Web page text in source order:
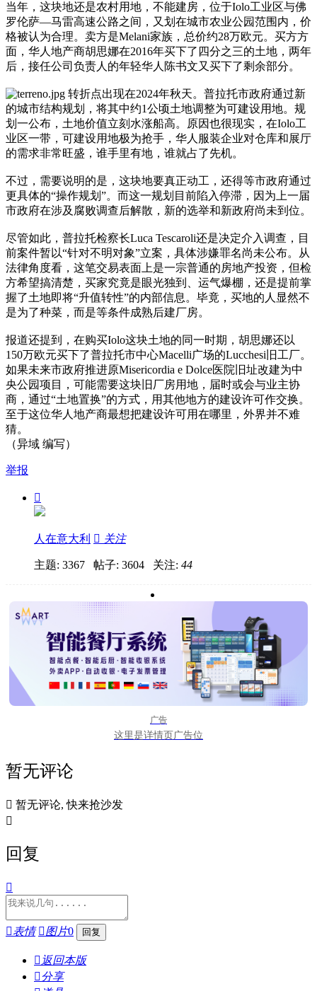
当年，这块地还是农村用地，不能建房，位于Iolo工业区与佛
罗伦萨—马雷高速公路之间，又划在城市农业公园范围内，价
格被认为合理。卖方是Melani家族，总价约28万欧元。买方方
面，华人地产商胡思娜在2016年买下了四分之三的土地，两年
后，接任公司负责人的年轻华人陈书文又买下了剩余部分。
转折点出现在2024年秋天。普拉托市政府通过新
的城市结构规划，将其中约1公顷土地调整为可建设用地。规
划一公布，土地价值立刻水涨船高。原因也很现实，在Iolo工
业区一带，可建设用地极为抢手，华人服装企业对仓库和展厅
的需求非常旺盛，谁手里有地，谁就占了先机。
不过，需要说明的是，这块地要真正动工，还得等市政府通过
更具体的“操作规划”。而这一规划目前陷入停滞，因为上一届
市政府在涉及腐败调查后解散，新的选举和新政府尚未到位。
尽管如此，普拉托检察长Luca Tescaroli还是决定介入调查，目
前案件暂以“针对不明对象”立案，具体涉嫌罪名尚未公布。从
法律角度看，这笔交易表面上是一宗普通的房地产投资，但检
方希望搞清楚，买家究竟是眼光独到、运气爆棚，还是提前掌
握了土地即将“升值转性”的内部信息。毕竟，买地的人显然不
是为了种菜，而是等条件成熟后建厂房。
报道还提到，在购买Iolo这块土地的同一时期，胡思娜还以
150万欧元买下了普拉托市中心Macelli广场的Lucchesi旧工厂。
如果未来市政府推进原Misericordia e Dolce医院旧址改建为中
央公园项目，可能需要这块旧厂房用地，届时或会与业主协
商，通过“土地置换”的方式，用其他地方的建设许可作交换。
至于这位华人地产商最想把建设许可用在哪里，外界并不难
猜。
（异域 编写）
举报

人在意大利  关注
主题: 3367 帖子: 3604 关注: 44
广告
这里是详情页广告位
暂无评论
 暂无评论, 快来抢沙发

回复

表情 图片0
 返回本版
分享